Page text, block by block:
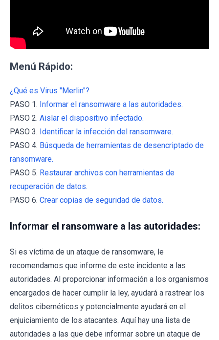
Menú Rápido:
¿Qué es Virus "Merlin"?
PASO 1. Informar el ransomware a las autoridades.
PASO 2. Aislar el dispositivo infectado.
PASO 3. Identificar la infección del ransomware.
PASO 4. Búsqueda de herramientas de desencriptado de
ransomware.
PASO 5. Restaurar archivos con herramientas de
recuperación de datos.
PASO 6. Crear copias de seguridad de datos.
Informar el ransomware a las autoridades:
Si es víctima de un ataque de ransomware, le
recomendamos que informe de este incidente a las
autoridades. Al proporcionar información a los organismos
encargados de hacer cumplir la ley, ayudará a rastrear los
delitos cibernéticos y potencialmente ayudará en el
enjuiciamiento de los atacantes. Aquí hay una lista de
autoridades a las que debe informar sobre un ataque de